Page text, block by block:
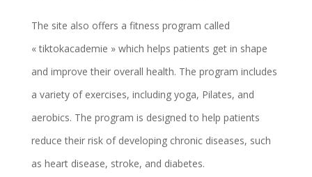
The site also offers a fitness program called
« tiktokacademie » which helps patients get in shape
and improve their overall health. The program includes
a variety of exercises, including yoga, Pilates, and
aerobics. The program is designed to help patients
reduce their risk of developing chronic diseases, such
as heart disease, stroke, and diabetes.